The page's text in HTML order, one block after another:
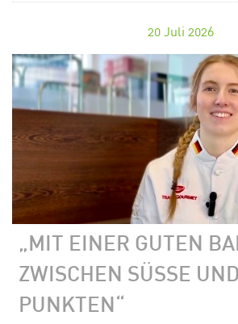
20 Juli 2026
„MIT EINER GUTEN
ZWISCHEN SÜSSE UND
UNKTEN“